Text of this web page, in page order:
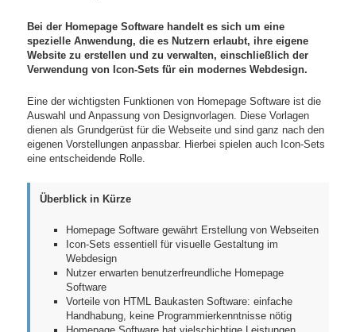
Bei der Homepage Software handelt es sich um eine
spezielle Anwendung, die es Nutzern erlaubt, ihre eigene
Website zu erstellen und zu verwalten, einschließlich der
Verwendung von Icon-Sets für ein modernes Webdesign.
Eine der wichtigsten Funktionen von Homepage Software ist die
Auswahl und Anpassung von Designvorlagen. Diese Vorlagen
dienen als Grundgerüst für die Webseite und sind ganz nach den
eigenen Vorstellungen anpassbar. Hierbei spielen auch Icon-Sets
eine entscheidende Rolle.
Überblick in Kürze
Homepage Software gewährt Erstellung von Webseiten
Icon-Sets essentiell für visuelle Gestaltung im
Webdesign
Nutzer erwarten benutzerfreundliche Homepage
Software
Vorteile von HTML Baukasten Software: einfache
Handhabung, keine Programmierkenntnisse nötig